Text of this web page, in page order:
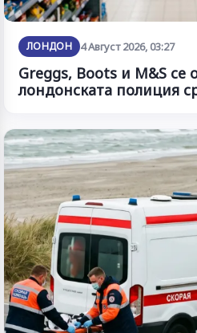
ЛОНДОН 4 Август 2026, 03:27
Greggs, Boots и M&S се
лондонската полиция